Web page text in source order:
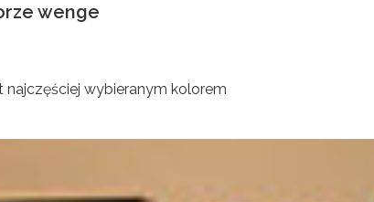
wenge
wybieranym kolorem